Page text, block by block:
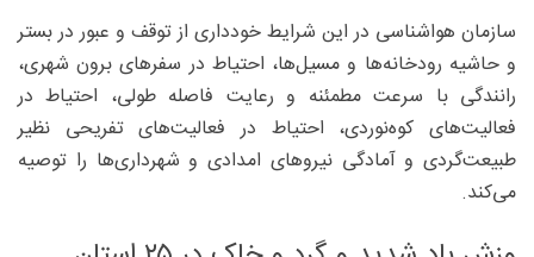
سازمان هواشناسی در این شرایط خودداری از توقف و عبور در بستر
و حاشیه رودخانه‌ها و مسیل‌ها، احتیاط در سفرهای برون شهری،
رانندگی با سرعت مطمئنه و رعایت فاصله طولی، احتیاط در
فعالیت‌های کوه‌نوردی، احتیاط در فعالیت‌های تفریحی نظیر
طبیعت‌گردی و آمادگی نیروهای امدادی و شهرداری‌ها را توصیه
می‌کند.